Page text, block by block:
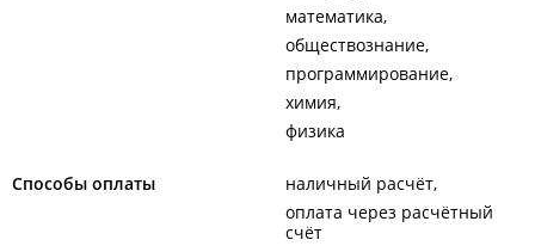
математика
обществознание
программирование
химия
физика
Способы оплаты
наличный расчёт
оплата через расчётный
счёт